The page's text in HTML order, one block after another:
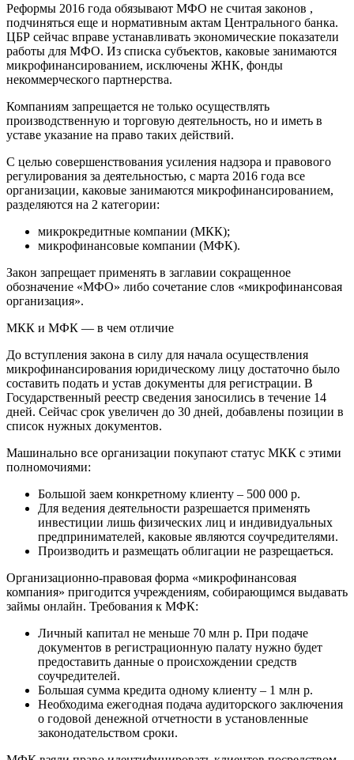
Реформы 2016 года обязывают МФО не считая законов ,
подчиняться еще и нормативным актам Центрального банка.
ЦБР сейчас вправе устанавливать экономические показатели
работы для МФО. Из списка субъектов, каковые занимаются
микрофинансированием, исключены ЖНК, фонды
некоммерческого партнерства.
Компаниям запрещается не только осуществлять
производственную и торговую деятельность, но и иметь в
уставе указание на право таких действий.
С целью совершенствования усиления надзора и правового
регулирования за деятельностью, с марта 2016 года все
организации, каковые занимаются микрофинансированием,
разделяются на 2 категории:
микрокредитные компании (МКК);
микрофинансовые компании (МФК).
Закон запрещает применять в заглавии сокращенное
обозначение «МФО» либо сочетание слов «микрофинансовая
организация».
МКК и МФК — в чем отличие
До вступления закона в силу для начала осуществления
микрофинансирования юридическому лицу достаточно было
составить подать и устав документы для регистрации. В
Государственный реестр сведения заносились в течение 14
дней. Сейчас срок увеличен до 30 дней, добавлены позиции в
список нужных документов.
Машинально все организации покупают статус МКК с этими
полномочиями:
Большой заем конкретному клиенту – 500 000 р.
Для ведения деятельности разрешается применять
инвестиции лишь физических лиц и индивидуальных
предпринимателей, каковые являются соучредителями.
Производить и размещать облигации не разрещаеться.
Организационно-правовая форма «микрофинансовая
компания» пригодится учреждениям, собирающимся выдавать
займы онлайн. Требования к МФК:
Личный капитал не меньше 70 млн р. При подаче
документов в регистрационную палату нужно будет
предоставить данные о происхождении средств
соучредителей.
Большая сумма кредита одному клиенту – 1 млн р.
Необходима ежегодная подача аудиторского заключения
о годовой денежной отчетности в установленные
законодательством сроки.